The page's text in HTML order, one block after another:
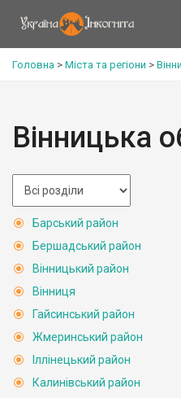
Головна > Міста та регіони >
Вінницька
Барський район
Бершадський район
Вінницький район
Вінниця
Гайсинський район
Жмеринський район
Іллінецький район
Калинівський район